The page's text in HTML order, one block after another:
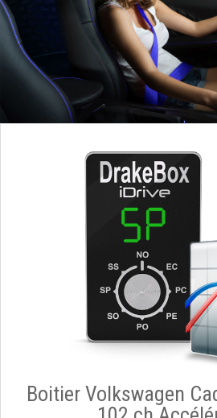
Boitier Volkswagen